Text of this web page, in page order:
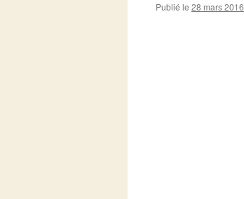
Publié le 28 mars 2016